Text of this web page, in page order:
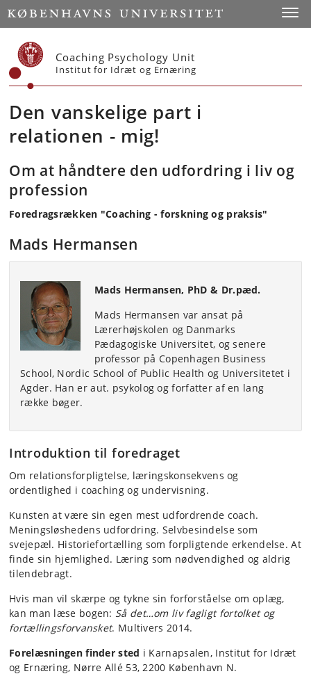
Start
Coaching Psychology Unit
Institut for Idræt og Ernæring
Den vanskelige part i
relationen - mig!
Om at håndtere den udfordring i liv og
profession
Foredragsrækken "Coaching - forskning og praksis"
Mads Hermansen
Mads Hermansen, PhD & Dr.pæd.
Mads Hermansen var ansat på
Lærerhøjskolen og Danmarks
Pædagogiske Universitet, og senere
professor på Copenhagen Business
School, Nordic School of Public Health og Universitetet i
Agder. Han er aut. psykolog og forfatter af en lang
række bøger.
Introduktion til foredraget
Om relationsforpligtelse, læringskonsekvens og
ordentlighed i coaching og undervisning.
Kunsten at være sin egen mest udfordrende coach.
Meningsløshedens udfordring. Selvbesindelse som
svejepæl. Historiefortælling som forpligtende erkendelse. At
finde sin hjemlighed. Læring som nødvendighed og aldrig
tilendebragt.
Hvis man vil skærpe og tykne sin forforståelse om oplæg,
kan man læse bogen: Så det…om liv fagligt fortolket og
fortællingsforvansket. Multivers 2014.
Forelæsningen finder sted i Karnapsalen, Institut for Idræt
og Ernæring, Nørre Allé 53, 2200 København N.